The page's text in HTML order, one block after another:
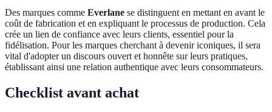
Des marques comme Everlane se distinguent en mettant en avant le
coût de fabrication et en expliquant le processus de production. Cela
crée un lien de confiance avec leurs clients, essentiel pour la
fidélisation. Pour les marques cherchant à devenir iconiques, il sera
vital d'adopter un discours ouvert et honnête sur leurs pratiques,
établissant ainsi une relation authentique avec leurs consommateurs.
Checklist avant achat